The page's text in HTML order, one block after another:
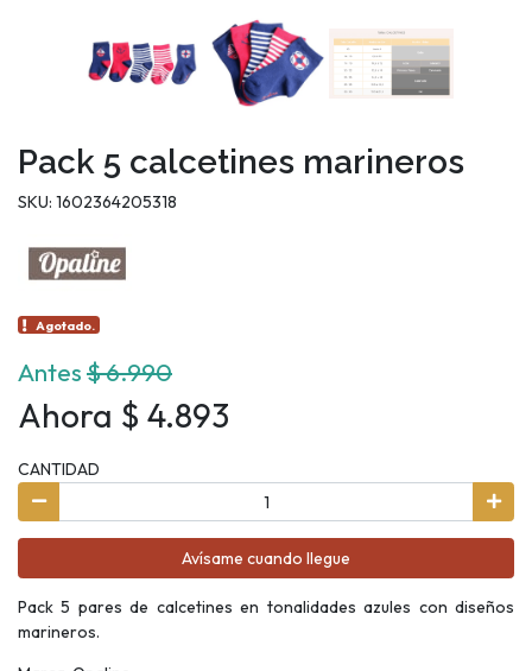
Pack 5 calcetines marineros
SKU: 1602364205318
Agotado.
Antes$ 6.990
Ahora $ 4.893
CANTIDAD
Avísame cuando llegue
Pack 5 pares de calcetines en tonalidades azules con diseños
marineros.